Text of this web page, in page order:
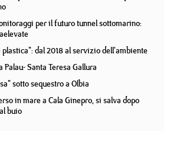
per il futuro tunnel sottomarino:
dal 2018 al servizio dell'ambiente
Santa Teresa Gallura
sotto sequestro a Olbia
in mare a Cala Ginepro, si salva dopo
buio